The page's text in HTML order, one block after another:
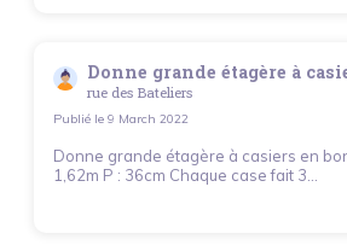
Donne grande étagère à
rue des Bateliers
Publié le 9 March 2022
Donne grande étagère à casiers en
1,62m P : 36cm Chaque case fait 3...